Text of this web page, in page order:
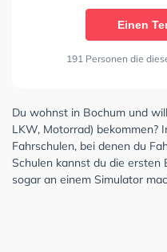
Einen
191 Personen die
Du wohnst in Bochum und
LKW, Motorrad) bekommen?
Fahrschulen, bei denen du
Schulen kannst du die ersten
sogar an einem Simulator